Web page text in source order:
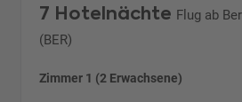
7 Hotelnächte Flug ab
(BER)
Zimmer 1 (2 Erwachsene)